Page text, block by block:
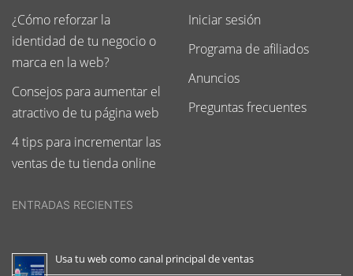
¿Cómo reforzar la
identidad de tu negocio o
marca en la web?
Consejos para aumentar el
atractivo de tu página web
4 tips para incrementar las
ventas de tu tienda online
Iniciar sesión
Programa de afiliados
Anuncios
Preguntas frecuentes
ENTRADAS RECIENTES
Usa tu web como canal principal de ventas